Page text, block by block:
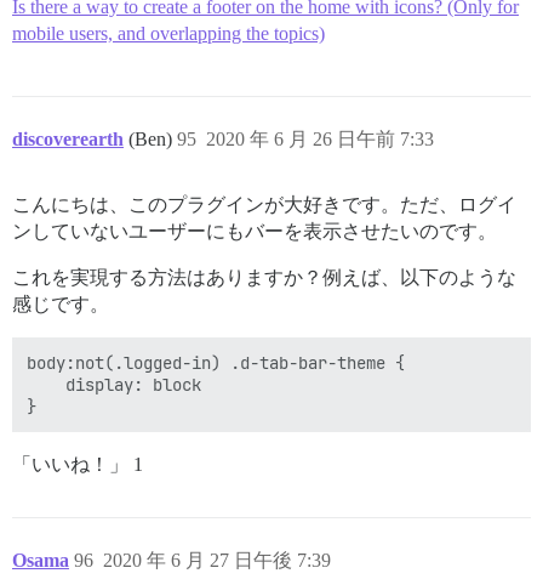
Is there a way to create a footer on the home with icons? (Only for
mobile users, and overlapping the topics)
discoverearth (Ben) 2020 年 6 月 26 日午前 7:33
95
こんにちは、このプラグインが大好きです。ただ、ログイ
ンしていないユーザーにもバーを表示させたいのです。
これを実現する方法はありますか？例えば、以下のような
感じです。
body:not(.logged-in) .d-tab-bar-theme {
    display: block
「いいね！」 1
Osama 2020 年 6 月 27 日午後 7:39
96